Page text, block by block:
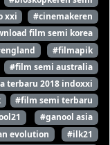
xxi
#cinemakeren
film semi korea
#filmapik
#film semi australia
terbaru 2018 indoxxi
#film semi terbaru
#ganool asia
evolution
#ilk21